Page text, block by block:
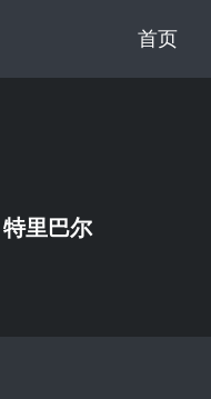
首页
特里巴尔